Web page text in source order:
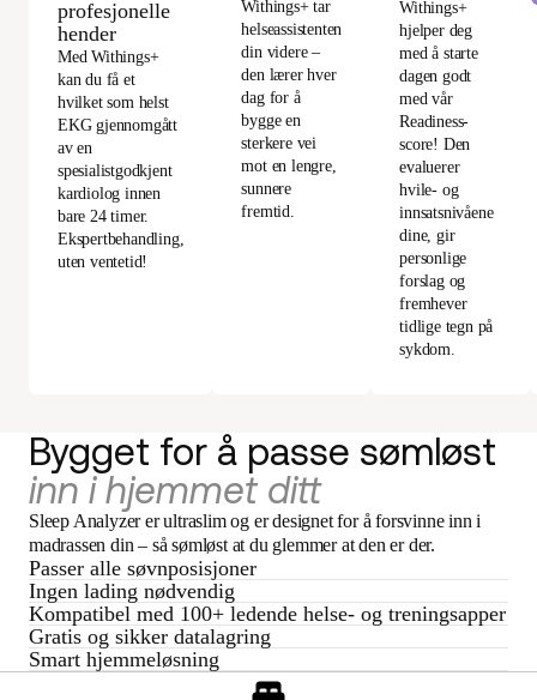
profesjonelle
hender
Med Withings+
kan du få et
hvilket som helst
EKG gjennomgått
av en
spesialistgodkjent
kardiolog innen
bare 24 timer.
Ekspertbehandling,
uten ventetid!
Withings+ tar
helseassistenten
din videre –
den lærer hver
dag for å
bygge en
sterkere vei
mot en lengre,
sunnere
fremtid.
Withings+
hjelper deg
med å starte
dagen godt
med vår
Readiness-
score! Den
evaluerer
hvile- og
innsatsnivåene
dine, gir
personlige
forslag og
fremhever
tidlige tegn på
sykdom.
Bygget for å passe sømløst
inn i hjemmet ditt
Sleep Analyzer er ultraslim og er designet for å forsvinne inn i
madrassen din – så sømløst at du glemmer at den er der.
Passer alle søvnposisjoner
Ingen lading nødvendig
Kompatibel med 100+ ledende helse- og treningsapper
Gratis og sikker datalagring
Smart hjemmeløsning